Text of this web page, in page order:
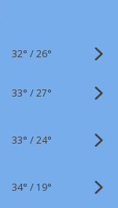
32° /26°
33° /27°
33° /24°
34° / 19°